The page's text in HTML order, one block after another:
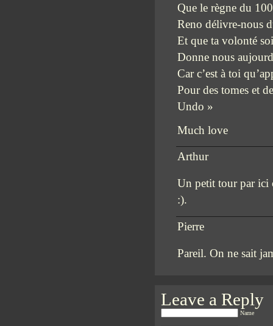
Que le règne du
Reno délivre-nous
Et que ta volonté
Donne nous
Car c’est à toi
Pour des tomes et
Undo »
Much love
Arthur
Un petit tour par ici
:).
Pierre
Pareil. On ne sait
Leave a Reply
Name